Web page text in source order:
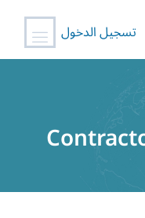
تسجيل الدخول